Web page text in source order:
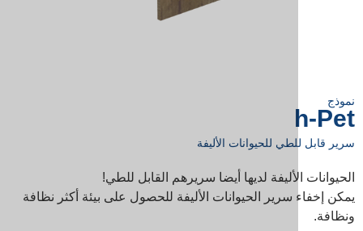
للحيوانات الأليفة
لديها أيضا سريرهم القابل للطي!
الحيوانات الأليفة للحصول على بيئة أكثر نظافة